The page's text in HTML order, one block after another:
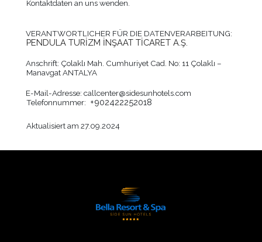
Kontaktdaten an uns wenden.
VERANTWORTLICHER FÜR DIE DATENVERARBEITUNG:
PENDULA TURİZM İNŞAAT TİCARET A.Ş.
Anschrift: Çolaklı Mah. Cumhuriyet Cad. No: 11 Çolaklı –
Manavgat ANTALYA
E-Mail-Adresse:callcenter@sidesunhotels.com
Telefonnummer: +902422252018
Aktualisiert am 27.09.2024